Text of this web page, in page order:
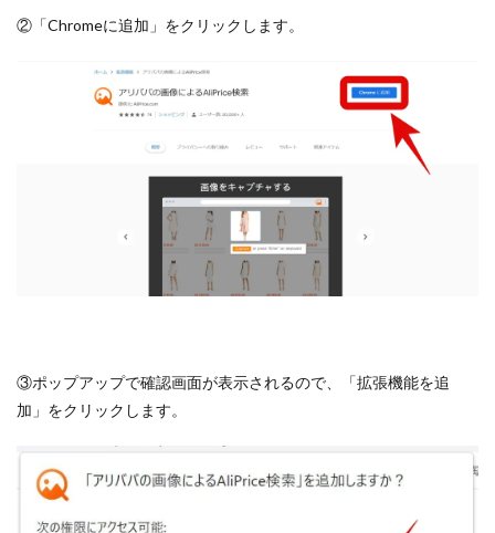
②「Chromeに追加」をクリックします。
③ポップアップで確認画面が表示されるので、「拡張機能を追
加」をクリックします。